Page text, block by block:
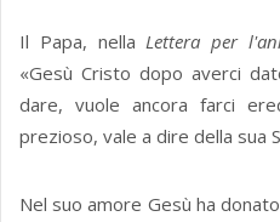
Il Papa, nellaLettera per
«Gesù Cristo dopo averci
dare, vuole ancora farci
prezioso, vale a dire della sua
Nel suo amore Gesù ha